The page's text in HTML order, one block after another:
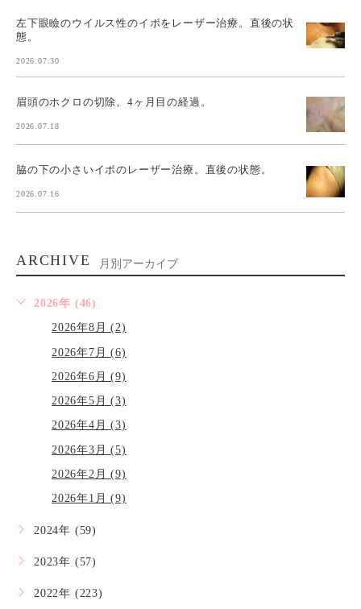
左下眼瞼のウイルス性のイボをレーザー治療。直後の状
態。
2026.07.30
眉頭のホクロの切除。4ヶ月目の経過。
2026.07.18
脇の下の小さいイボのレーザー治療。直後の状態。
2026.07.16
ARCHIVE 月別アーカイブ
2026年 (46)
2026年8月 (2)
2026年7月 (6)
2026年6月 (9)
2026年5月 (3)
2026年4月 (3)
2026年3月 (5)
2026年2月 (9)
2026年1月 (9)
2024年 (59)
2023年 (57)
2022年 (223)